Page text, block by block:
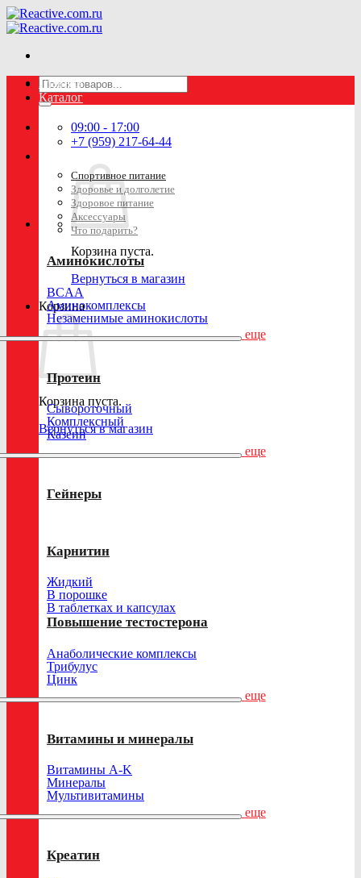
Skip
to
Искать:
09:00 - 17:00
+7 (959) 217-64-44
Корзина пуста.
Вернуться в магазин
Корзина
Корзина пуста.
Вернуться в магазин
Главная
Каталог
Спортивное питание
Здоровье и долголетие
Здоровое питание
Аксессуары
Что подарить?
Аминокислоты
BCAA
Аминокомплексы
Незаменимые аминокислоты
еще
Протеин
Сывороточный
Комплексный
Казеин
еще
Гейнеры
Карнитин
Жидкий
В порошке
В таблетках и капсулах
Повышение тестостерона
Анаболические комплексы
Трибулус
Цинк
еще
Витамины и минералы
Витамины A-K
Минералы
Мультивитамины
еще
Креатин